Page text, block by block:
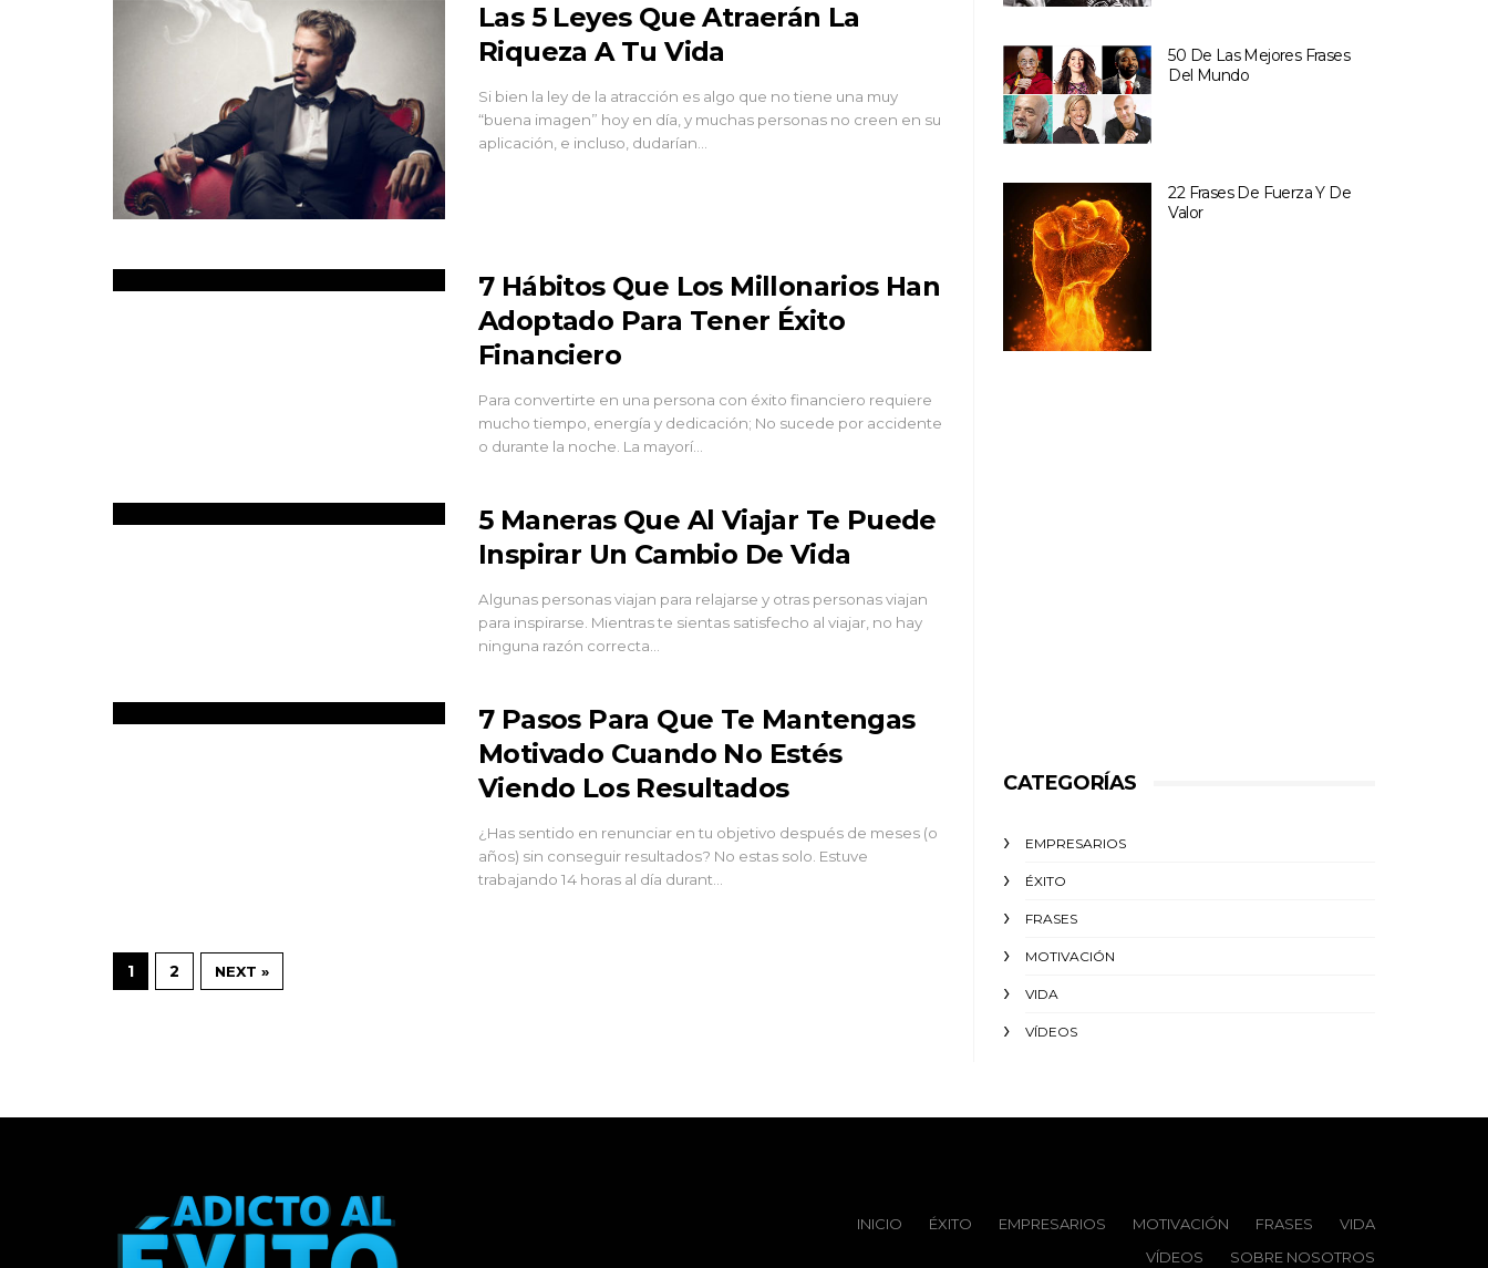
Las 5 Leyes Que Atraerán La
Riqueza A Tu Vida
Si bien la ley de la atracción es algo que no tiene una muy
“buena imagen” hoy en día, y muchas personas no creen en su
aplicación, e incluso, dudarían…
7 Hábitos Que Los Millonarios Han
Adoptado Para Tener Éxito
Financiero
Para convertirte en una persona con éxito financiero requiere
mucho tiempo, energía y dedicación; No sucede por accidente
o durante la noche. La mayorí…
5 Maneras Que Al Viajar Te Puede
Inspirar Un Cambio De Vida
Algunas personas viajan para relajarse y otras personas viajan
para inspirarse. Mientras te sientas satisfecho al viajar, no hay
ninguna razón correcta…
7 Pasos Para Que Te Mantengas
Motivado Cuando No Estés
Viendo Los Resultados
¿Has sentido en renunciar en tu objetivo después de meses (o
años) sin conseguir resultados? No estas solo. Estuve
trabajando 14 horas al día durant…
1 2 NEXT »
50 De Las Mejores Frases
Del Mundo
22 Frases De Fuerza Y De
Valor
CATEGORÍAS
EMPRESARIOS
ÉXITO‬
FRASES
MOTIVACIÓN
VIDA
VÍDEOS
INICIO ÉXITO‬ EMPRESARIOS MOTIVACIÓN FRASES
VIDA
VÍDEOS
SOBRE NOSOTROS